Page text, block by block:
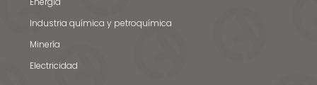
Industria química y petroquímica
Minería
Electricidad